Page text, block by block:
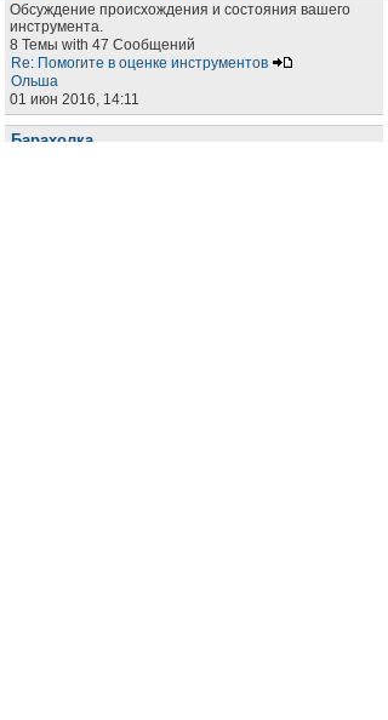
Обсуждение происхождения и состояния вашего
инструмента.
8 Темы with 47 Сообщений
Re: Помогите в оценке инструментов
Ольша
01 июн 2016, 14:11
Барахолка